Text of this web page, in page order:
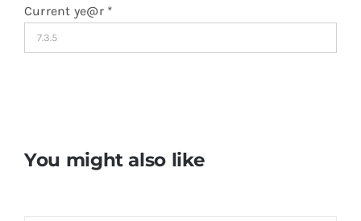
Current ye@r *
You might also like